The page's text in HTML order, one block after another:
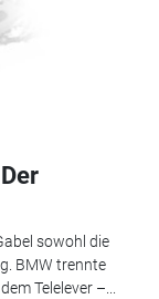
sowohl die
BMW trennte
Telelever –...